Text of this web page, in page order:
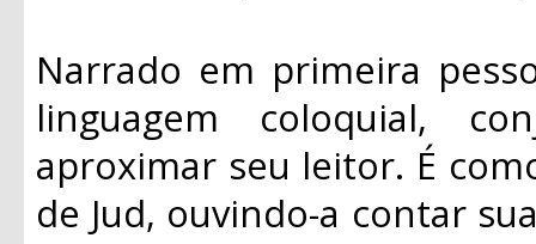
Narrado em primeira
linguagem coloquial,
aproximar seu leitor. É
de Jud, ouvindo-a contar